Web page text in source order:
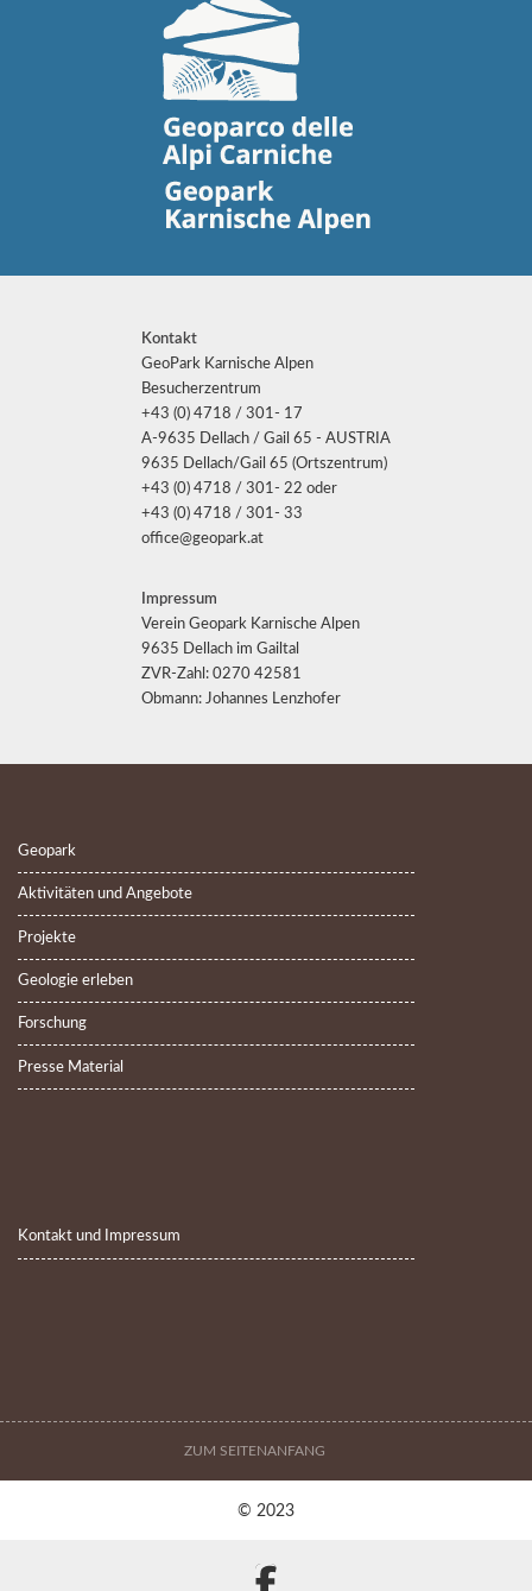
Kontakt
GeoPark Karnische Alpen
Besucherzentrum
+43 (0) 4718 / 301- 17
A-9635 Dellach / Gail 65 - AUSTRIA
9635 Dellach/Gail 65 (Ortszentrum)
+43 (0) 4718 / 301- 22 oder
+43 (0) 4718 / 301- 33
office@geopark.at
Impressum
Verein Geopark Karnische Alpen
9635 Dellach im Gailtal
ZVR-Zahl: 0270 42581
Obmann: Johannes Lenzhofer
Geopark
Aktivitäten und Angebote
Projekte
Geologie erleben
Forschung
Presse Material
Kontakt und Impressum
ZUM SEITENANFANG
© 2023